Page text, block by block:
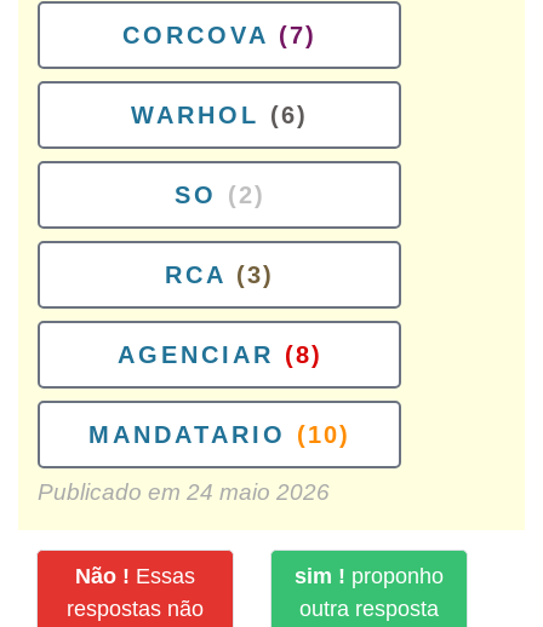
CORCOVA (7)
WARHOL (6)
SO (2)
RCA (3)
AGENCIAR (8)
MANDATARIO (10)
Publicado em 24 maio 2026
Não ! Essas
respostas não
sim ! proponho
outra resposta